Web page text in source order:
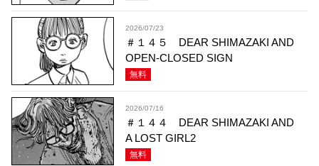
2026/07/23
＃１４５ DEAR SHIMAZAKI AND
OPEN-CLOSED SIGN
無料
2026/07/16
＃１４４ DEAR SHIMAZAKI AND
A LOST GIRL2
無料